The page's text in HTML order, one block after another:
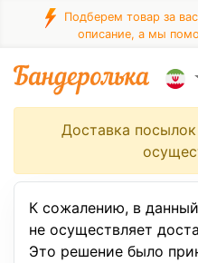
Подберем товар за
описание, а мы
Доставка
К сожалению, в
не осуществляет
Это решение было